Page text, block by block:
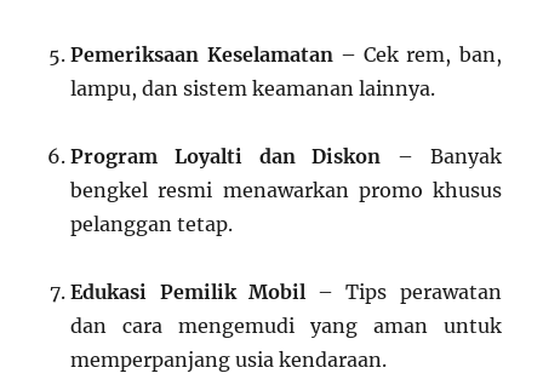
Pemeriksaan Keselamatan– Cek rem, ban,
lampu, dan sistem keamanan lainnya.
Program Loyalti dan Diskon – Banyak
bengkel resmi menawarkan promo khusus
pelanggan tetap.
Edukasi Pemilik Mobil– Tips perawatan
dan cara mengemudi yang aman untuk
memperpanjang usia kendaraan.